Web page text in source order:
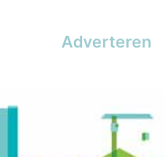
Adverteren